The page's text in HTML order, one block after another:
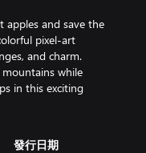
apples and save the
pixel-art
and charm.
while
in this exciting
發行日期